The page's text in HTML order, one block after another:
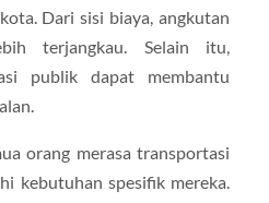
Dari sisi biaya, angkutan
terjangkau. Selain itu,
publik dapat membantu
orang merasa transportasi
kebutuhan spesifik mereka.